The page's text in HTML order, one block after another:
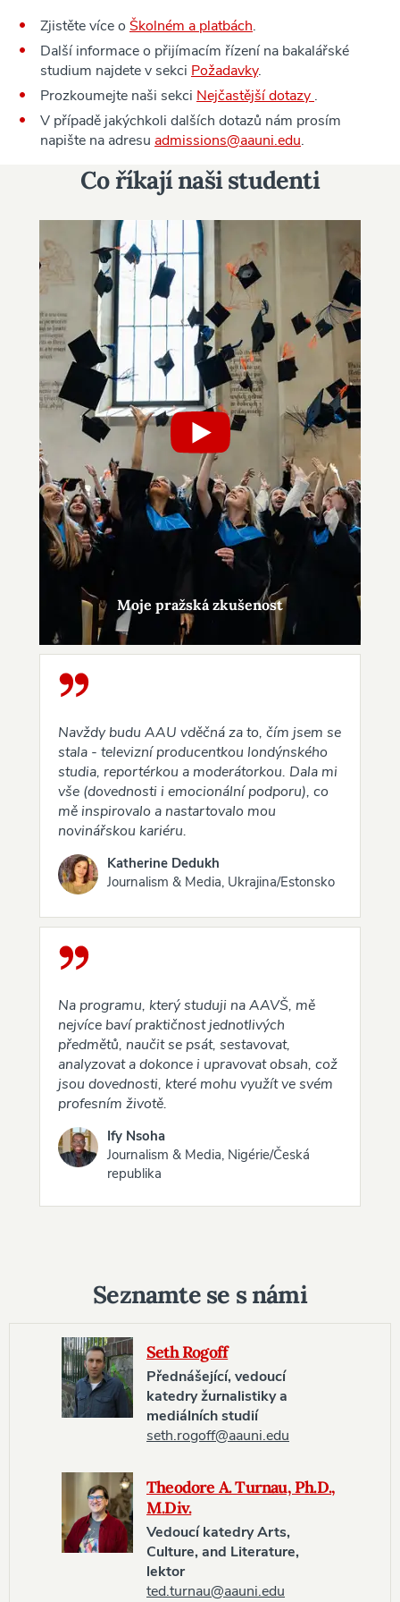
Zjistěte více o Školném a platbách.
Další informace o přijímacím řízení na bakalářské
studium najdete v sekci Požadavky.
Prozkoumejte naši sekci Nejčastější dotazy .
V případě jakýchkoli dalších dotazů nám prosím
napište na adresu admissions@aauni.edu.
Co říkají naši studenti
Moje pražská zkušenost
Navždy budu AAU vděčná za to, čím jsem se
stala - televizní producentkou londýnského
studia, reportérkou a moderátorkou. Dala mi
vše (dovednosti i emocionální podporu), co
mě inspirovalo a nastartovalo mou
novinářskou kariéru.
Katherine Dedukh
Journalism & Media, Ukrajina/Estonsko
Na programu, který studuji na AAVŠ, mě
nejvíce baví praktičnost jednotlivých
předmětů, naučit se psát, sestavovat,
analyzovat a dokonce i upravovat obsah, což
jsou dovednosti, které mohu využít ve svém
profesním životě.
Ify Nsoha
Journalism & Media, Nigérie/Česká
republika
Seznamte se s námi
Seth Rogoff
Přednášející, vedoucí
katedry žurnalistiky a
mediálních studií
seth.rogoff@aauni.edu
Theodore A. Turnau, Ph.D.,
M.Div.
Vedoucí katedry Arts,
Culture, and Literature,
lektor
ted.turnau@aauni.edu